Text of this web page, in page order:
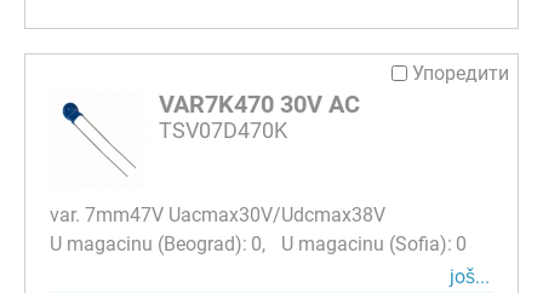
Упоредити
VAR7K470 30V AC
TSV07D470K
var. 7mm47V Uacmax30V/Udcmax38V
0
0
јоš...